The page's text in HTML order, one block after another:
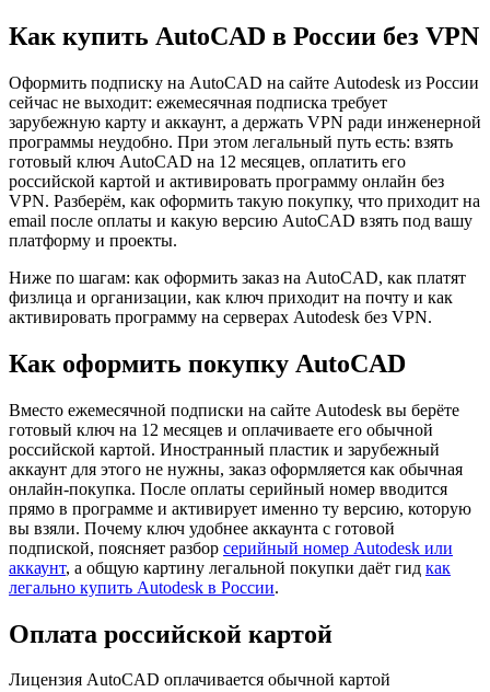
Как купить AutoCAD в России без VPN
Оформить подписку на AutoCAD на сайте Autodesk из России
сейчас не выходит: ежемесячная подписка требует
зарубежную карту и аккаунт, а держать VPN ради инженерной
программы неудобно. При этом легальный путь есть: взять
готовый ключ AutoCAD на 12 месяцев, оплатить его
российской картой и активировать программу онлайн без
VPN. Разберём, как оформить такую покупку, что приходит на
email после оплаты и какую версию AutoCAD взять под вашу
платформу и проекты.
Ниже по шагам: как оформить заказ на AutoCAD, как платят
физлица и организации, как ключ приходит на почту и как
активировать программу на серверах Autodesk без VPN.
Как оформить покупку AutoCAD
Вместо ежемесячной подписки на сайте Autodesk вы берёте
готовый ключ на 12 месяцев и оплачиваете его обычной
российской картой. Иностранный пластик и зарубежный
аккаунт для этого не нужны, заказ оформляется как обычная
онлайн-покупка. После оплаты серийный номер вводится
прямо в программе и активирует именно ту версию, которую
вы взяли. Почему ключ удобнее аккаунта с готовой
подпиской, поясняет разбор серийный номер Autodesk или
аккаунт, а общую картину легальной покупки даёт гид как
легально купить Autodesk в России.
Оплата российской картой
Лицензия AutoCAD оплачивается обычной картой